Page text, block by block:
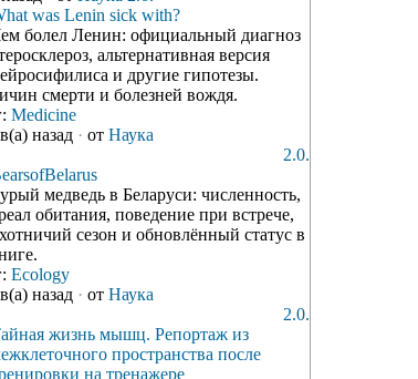
was Lenin sick with?
болел Ленин: официальный диагноз
альтернативная версия
и другие гипотезы.
смерти и болезней вождя.
Medicine
назад · от Наука
2.0.
медведь в Беларуси: численность,
обитания, поведение при встрече,
сезон и обновлённый статус в
Ecology
назад · от Наука
2.0.
жизнь мышц. Репортаж из
пространства после
на тренажере